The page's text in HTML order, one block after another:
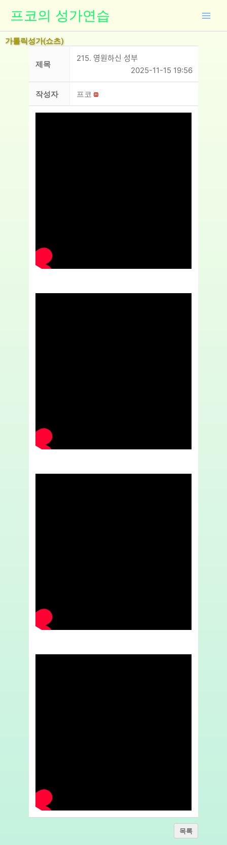
츠
로
프코의 성가연습
가톨릭성가(쇼츠)
제목
215. 영원하신 성부
2025-11-15 19:56
작성자 프코
목록